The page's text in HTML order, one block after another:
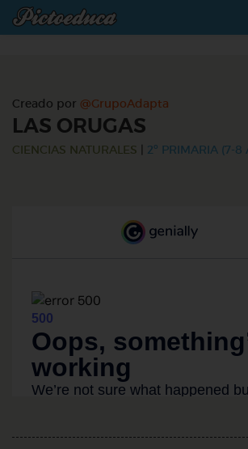
Creado por @GrupoAdapta
LAS ORUGAS
CIENCIAS NATURALES 2º PRIMARIA (7-8